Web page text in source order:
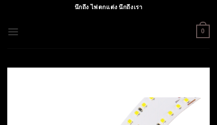
content
นึกถึง ไฟตกแต่ง นึกถึงเรา
0